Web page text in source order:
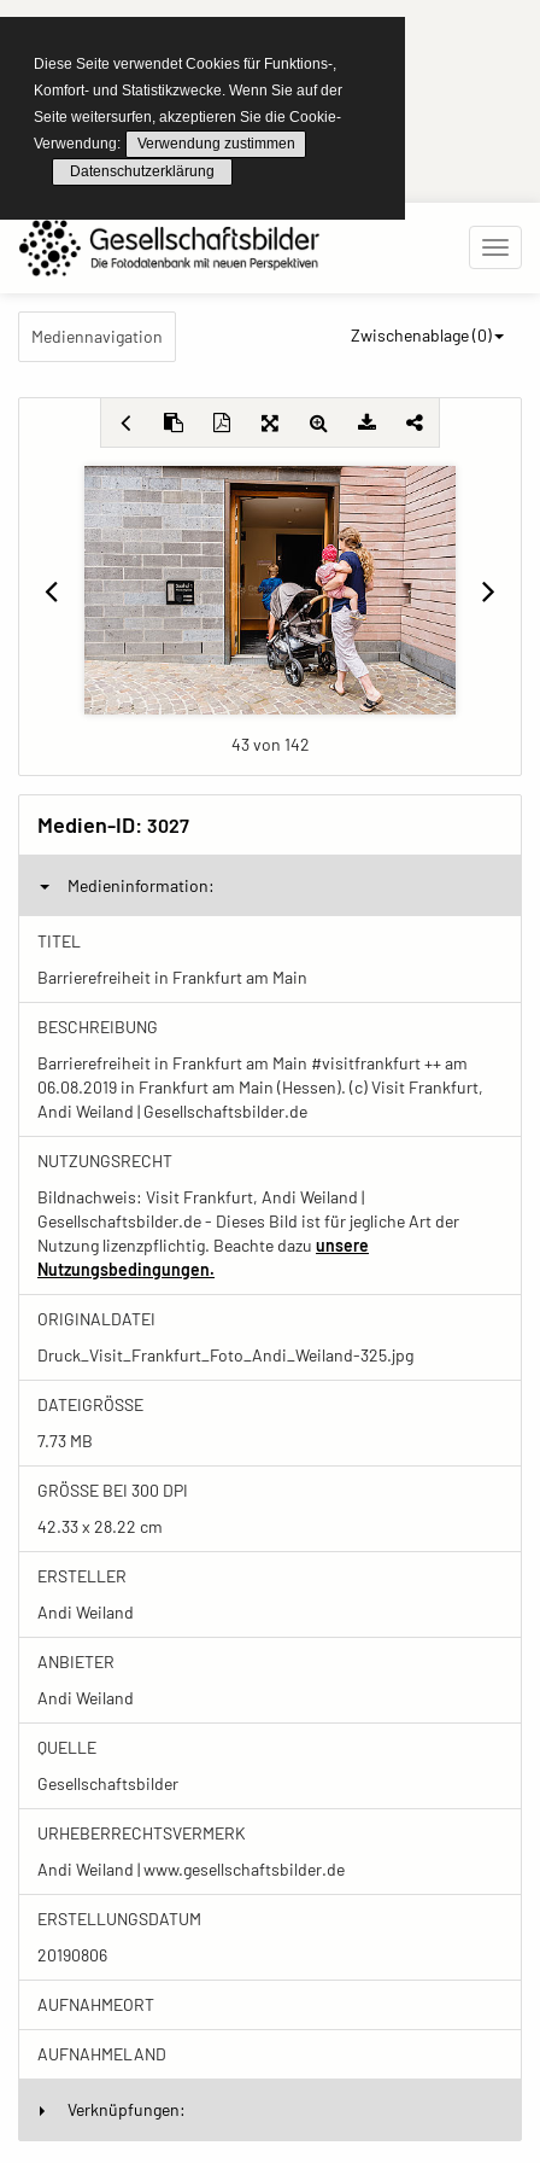
Diese Seite verwendet Cookies für Funktions-,
Komfort- und Statistikzwecke. Wenn Sie auf der
Seite weitersurfen, akzeptieren Sie die Cookie-
Verwendung:
Verwendung zustimmen
Datenschutzerklärung
Mediennavigation Zwischenablage (0)
43 von 142
Medien-ID: 3027
Medieninformation:
TITEL
Barrierefreiheit in Frankfurt am Main
BESCHREIBUNG
Barrierefreiheit in Frankfurt am Main #visitfrankfurt ++ am
06.08.2019 in Frankfurt am Main (Hessen). (c) Visit Frankfurt,
Andi Weiland | Gesellschaftsbilder.de
NUTZUNGSRECHT
Bildnachweis: Visit Frankfurt, Andi Weiland |
Gesellschaftsbilder.de - Dieses Bild ist für jegliche Art der
Nutzung lizenzpflichtig. Beachte dazu unsere
Nutzungsbedingungen.
ORIGINALDATEI
Druck_Visit_Frankfurt_Foto_Andi_Weiland-325.jpg
DATEIGRÖSSE
7.73 MB
GRÖSSE BEI 300 DPI
42.33 x 28.22 cm
ERSTELLER
Andi Weiland
ANBIETER
Andi Weiland
QUELLE
Gesellschaftsbilder
URHEBERRECHTSVERMERK
Andi Weiland | www.gesellschaftsbilder.de
ERSTELLUNGSDATUM
20190806
AUFNAHMEORT
AUFNAHMELAND
Verknüpfungen: